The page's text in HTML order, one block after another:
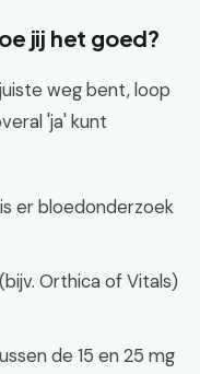
jij het goed?
weg bent, loop
'ja' kunt
er bloedonderzoek
Orthica of Vitals)
de 15 en 25 mg